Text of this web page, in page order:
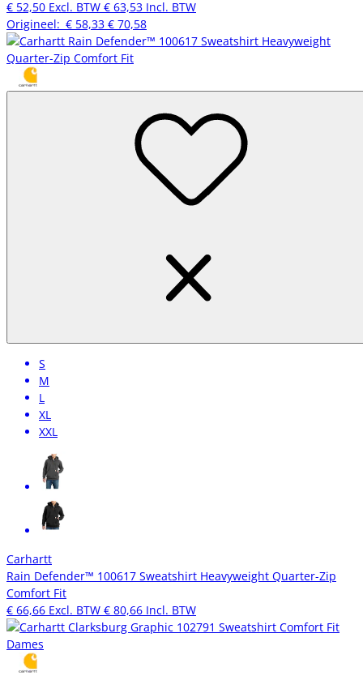
€ 52,50 Excl. BTW € 63,53 Incl. BTW
Origineel: € 58,33 € 70,58
S
M
L
XL
XXL
Carhartt
Rain Defender™ 100617 Sweatshirt Heavyweight Quarter-Zip
Comfort Fit
€ 66,66 Excl. BTW € 80,66 Incl. BTW